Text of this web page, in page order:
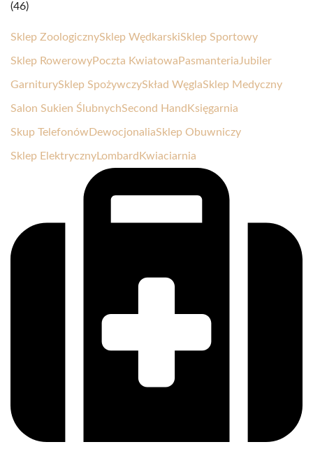
(46)
Sklep ZoologicznySklep WędkarskiSklep Sportowy
Sklep RowerowyPoczta Kwiatowa PasmanteriaJubiler
GarniturySklep SpożywczySkład WęglaSklep Medyczny
Salon Sukien ŚlubnychSecond Hand Księgarnia
Skup Telefonów DewocjonaliaSklep Obuwniczy
Sklep ElektrycznyLombard Kwiaciarnia